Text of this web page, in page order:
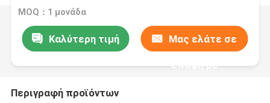
Support PFsense
MOQ：1 μονάδα
Καλύτερη τιμή Μας ελάτε σε
επαφή με
Περιγραφή προϊόντων